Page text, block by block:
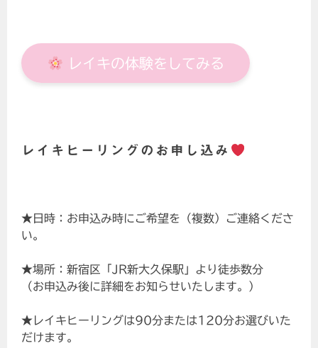
レイキの体験をしてみる
レイキヒーリングのお申し込み
★日時：お申込み時にご希望を（複数）ご連絡くださ
い。
★場所：新宿区「JR新大久保駅」より徒歩数分
（お申込み後に詳細をお知らせいたします。）
★レイキヒーリングは90分または120分お選びいた
だけます。